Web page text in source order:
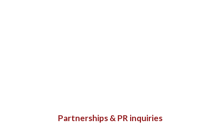
Partnerships & PR inquiries